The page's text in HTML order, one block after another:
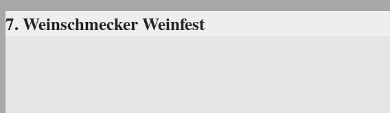
7. Weinschmecker Weinfest